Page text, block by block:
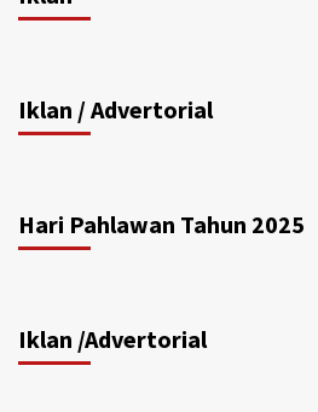
Iklan / Advertorial
Hari Pahlawan Tahun 2025
Iklan /Advertorial